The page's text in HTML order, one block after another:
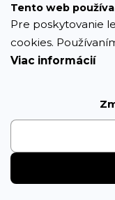
Prejsť
obsahu
Tento web
Pre poskytovanie
cookies.
Viac informácií